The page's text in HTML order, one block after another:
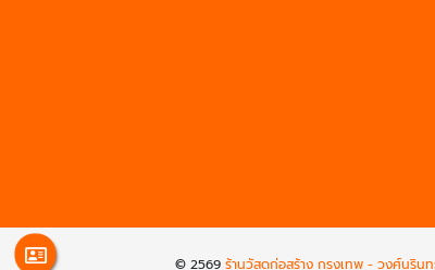
© 2569ร้านวัสดุก่อสร้าง กรุงเทพ - วงศ์นรินท